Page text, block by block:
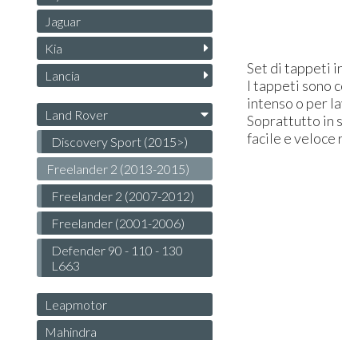
Set di tappeti
I tappeti sono
intenso o per
Soprattutto in
facile e veloce
Jaguar
Kia
Lancia
Land Rover
Discovery Sport (2015>)
Freelander 2 (2013-2015)
Freelander 2 (2007-2012)
Freelander (2001-2006)
Defender 90 - 110 - 130
L663
Leapmotor
Mahindra